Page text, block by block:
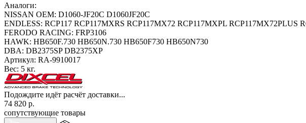
Аналоги:
NISSAN OEM: D1060-JF20C D1060JF20C
ENDLESS: RCP117 RCP117MXRS RCP117MX72 RCP117MXPL RCP117MX72PLUS
FERODO RACING: FRP3106
HAWK: HB650F.730 HB650N.730 HB650F730 HB650N730
DBA: DB2375SP DB2375XP
Артикул: RA-9910017
Вес: 5 кг.
Подождите идёт расчёт доставки...
74 820 р.
сопутствующие товары